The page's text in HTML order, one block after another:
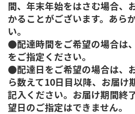
間、年末年始をはさむ場合、
かることがございます。あら
い。
●配達時間をご希望の場合は
をご指定ください。
●配達日をご希望の場合は、
ら数えて10日目以降、お届け
記入ください。お届け期間終
望日のご指定はできません。